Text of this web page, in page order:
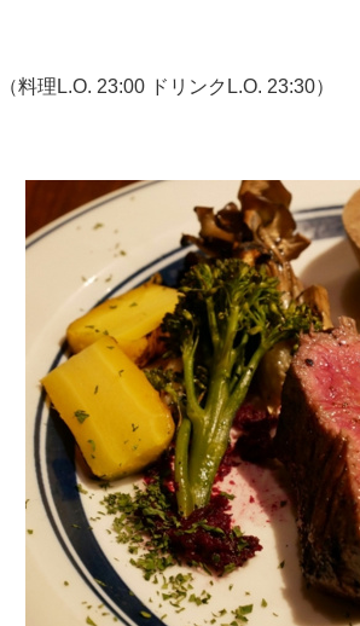
（料理 L.O. 23:00 ドリンク L.O. 23:30）